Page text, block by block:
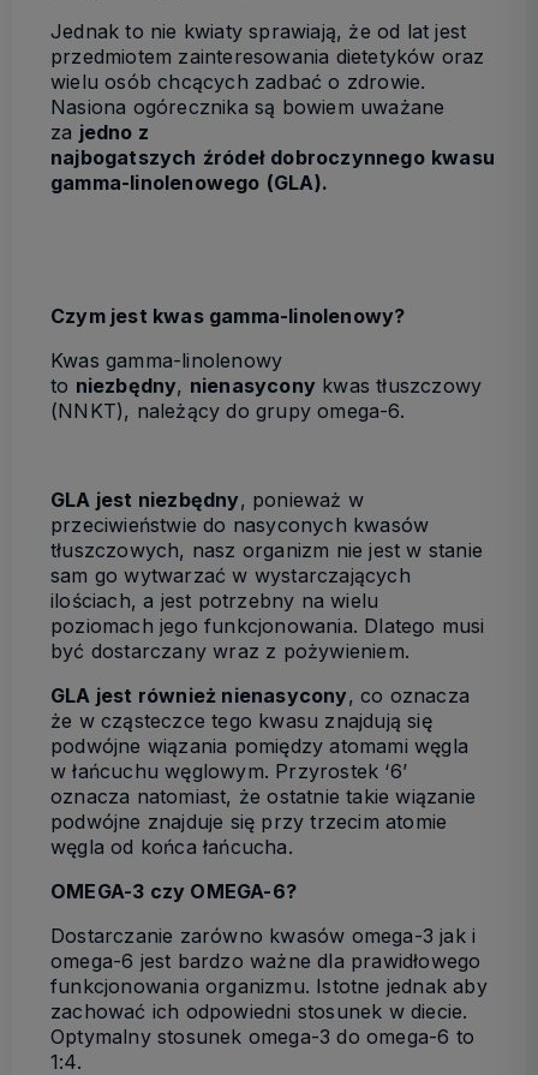
Jednak to nie kwiaty sprawiają, że od lat jest
przedmiotem zainteresowania dietetyków oraz
wielu osób chcących zadbać o zdrowie.
Nasiona ogórecznika są bowiem uważane
za jedno z
najbogatszych źródeł dobroczynnego kwasu
gamma-linolenowego (GLA).
Czym jest kwas gamma-linolenowy?
Kwas gamma-linolenowy
to niezbędny, nienasycony kwas tłuszczowy
(NNKT), należący do grupy omega-6.
GLA jest niezbędny, ponieważ w
przeciwieństwie do nasyconych kwasów
tłuszczowych, nasz organizm nie jest w stanie
sam go wytwarzać w wystarczających
ilościach, a jest potrzebny na wielu
poziomach jego funkcjonowania. Dlatego musi
być dostarczany wraz z pożywieniem.
GLA jest również nienasycony, co oznacza
że w cząsteczce tego kwasu znajdują się
podwójne wiązania pomiędzy atomami węgla
w łańcuchu węglowym. Przyrostek ‘6’
oznacza natomiast, że ostatnie takie wiązanie
podwójne znajduje się przy trzecim atomie
węgla od końca łańcucha.
OMEGA-3 czy OMEGA-6?
Dostarczanie zarówno kwasów omega-3 jak i
omega-6 jest bardzo ważne dla prawidłowego
funkcjonowania organizmu. Istotne jednak aby
zachować ich odpowiedni stosunek w diecie.
Optymalny stosunek omega-3 do omega-6 to
1:4.